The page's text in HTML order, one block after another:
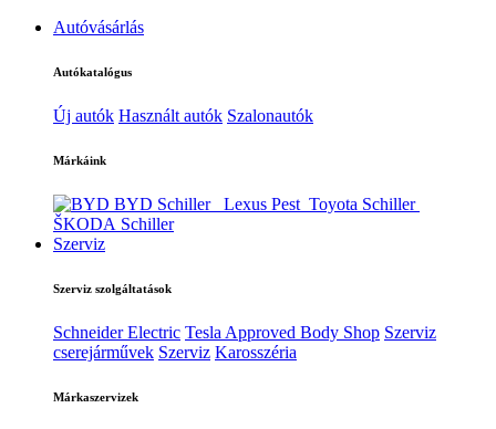
Autóvásárlás
Autókatalógus
Új autók Használt autók Szalonautók
Márkáink
BYD Schiller Lexus Pest Toyota Schiller
ŠKODA Schiller
Szerviz
Szerviz szolgáltatások
Schneider Electric Tesla Approved Body Shop Szerviz
cserejárművek Szerviz Karosszéria
Márkaszervizek